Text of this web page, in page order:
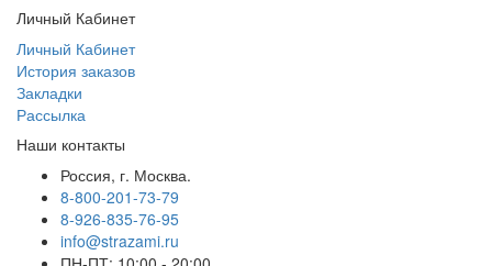
Личный Кабинет
Личный Кабинет
История заказов
Закладки
Рассылка
Наши контакты
Россия, г. Москва.
8-800-201-73-79
8-926-835-76-95
info@strazami.ru